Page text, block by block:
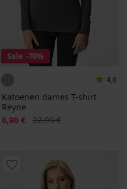
Sale -70%
4,8
Katoenen dames T-shirt
Reyne
Korting
6,90 € Oorspronkelijke prijs
22,99 €